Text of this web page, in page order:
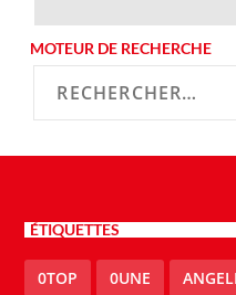
MOTEUR DE RECHERCHE
ÉTIQUETTES
0TOP 0UNE